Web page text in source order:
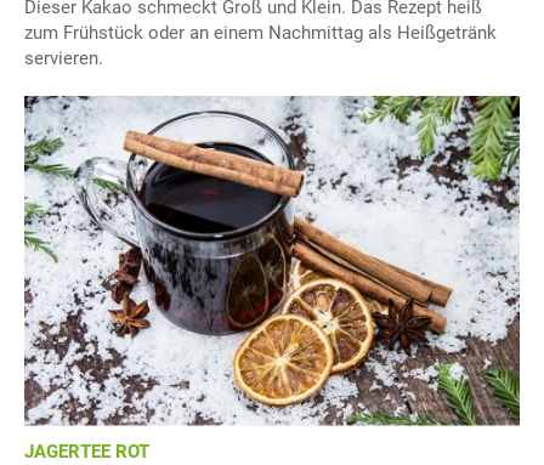
Dieser Kakao schmeckt Groß und Klein. Das Rezept heiß
zum Frühstück oder an einem Nachmittag als Heißgetränk
servieren.
JAGERTEE ROT